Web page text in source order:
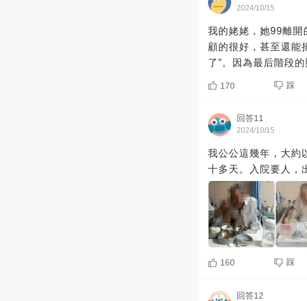
2024/10/15
我的姥姥，她99離開
顧的很好，甚至還能
了”。因為最后階段
170 踩
回答11
2024/10/15
我公公這幾年，大約
十多天。入院要人，
160 踩
回答12